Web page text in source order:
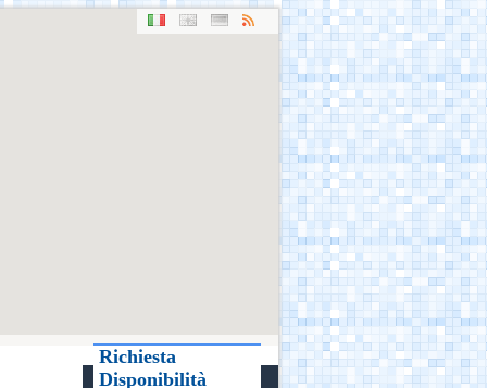
Richiesta
Disponibilità